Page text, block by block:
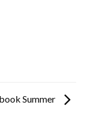
Summer